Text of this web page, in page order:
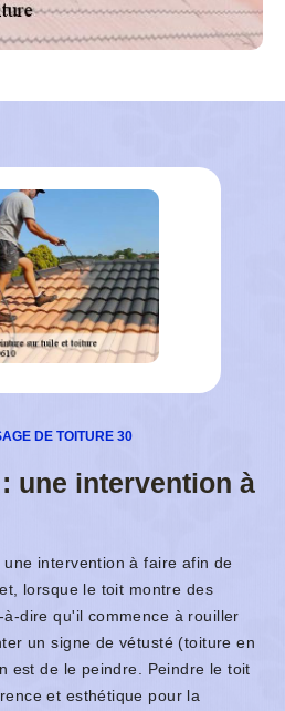
DE TOITURE 30
une intervention à
intervention à faire afin de
lorsque le toit montre des
dire qu'il commence à rouiller
un signe de vétusté (toiture en
est de le peindre. Peindre le toit
et esthétique pour la